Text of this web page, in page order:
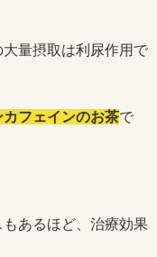
量摂取は利尿作用で
フェインのお茶で
あるほど、治療効果